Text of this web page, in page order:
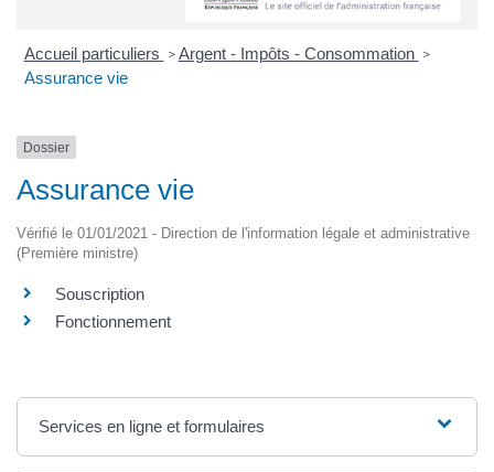
Accueil particuliers > Argent - Impôts - Consommation >
Assurance vie
Dossier
Assurance vie
Vérifié le 01/01/2021 - Direction de l'information légale et administrative
(Première ministre)
Souscription
Fonctionnement
Services en ligne et formulaires